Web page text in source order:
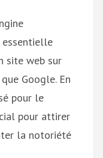
essentielle
site web sur
Google. En
pour le
pour attirer
la notoriété